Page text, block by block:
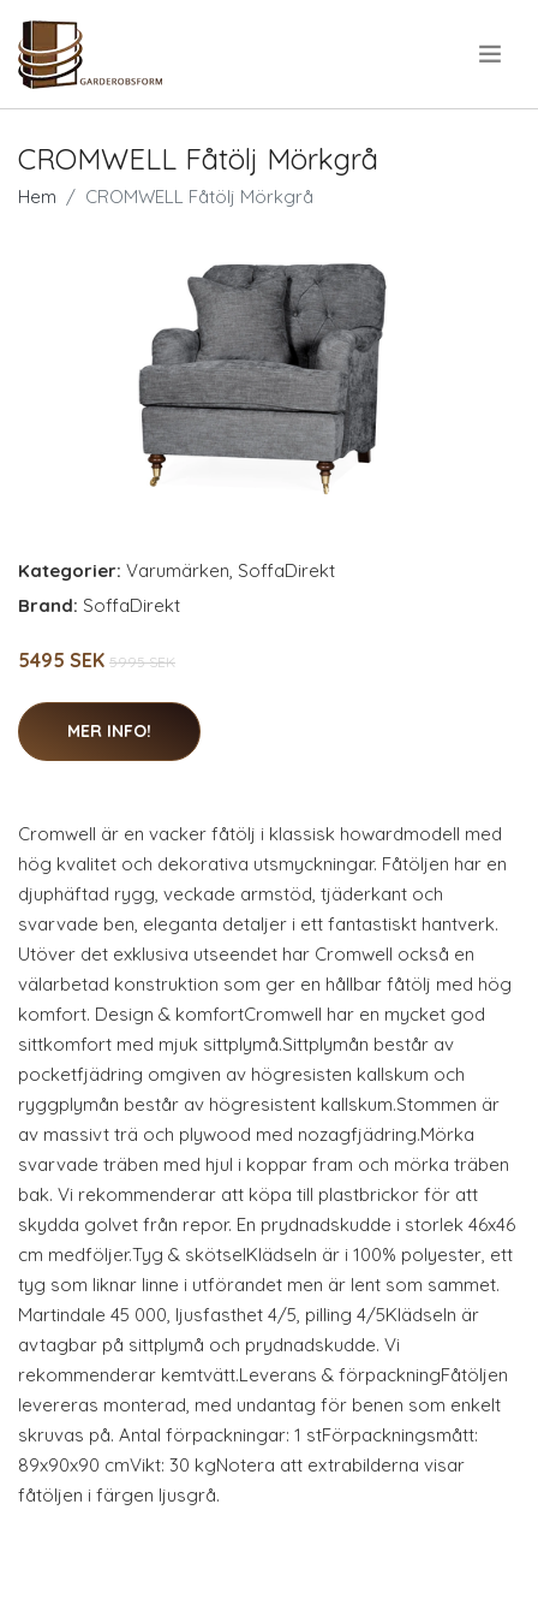
CROMWELL Fåtölj Mörkgrå
Hem CROMWELL Fåtölj Mörkgrå
Kategorier: Varumärken, SoffaDirekt
Brand: SoffaDirekt
5495 SEK 5995 SEK
MER INFO!
Cromwell är en vacker fåtölj i klassisk howardmodell med
hög kvalitet och dekorativa utsmyckningar. Fåtöljen har en
djuphäftad rygg, veckade armstöd, tjäderkant och
svarvade ben, eleganta detaljer i ett fantastiskt hantverk.
Utöver det exklusiva utseendet har Cromwell också en
välarbetad konstruktion som ger en hållbar fåtölj med hög
komfort. Design & komfortCromwell har en mycket god
sittkomfort med mjuk sittplymå.Sittplymån består av
pocketfjädring omgiven av högresisten kallskum och
ryggplymån består av högresistent kallskum.Stommen är
av massivt trä och plywood med nozagfjädring.Mörka
svarvade träben med hjul i koppar fram och mörka träben
bak. Vi rekommenderar att köpa till plastbrickor för att
skydda golvet från repor. En prydnadskudde i storlek 46x46
cm medföljer.Tyg & skötselKlädseln är i 100% polyester, ett
tyg som liknar linne i utförandet men är lent som sammet.
Martindale 45 000, ljusfasthet 4/5, pilling 4/5Klädseln är
avtagbar på sittplymå och prydnadskudde. Vi
rekommenderar kemtvätt.Leverans & förpackningFåtöljen
levereras monterad, med undantag för benen som enkelt
skruvas på. Antal förpackningar: 1 stFörpackningsmått:
89x90x90 cmVikt: 30 kgNotera att extrabilderna visar
fåtöljen i färgen ljusgrå.